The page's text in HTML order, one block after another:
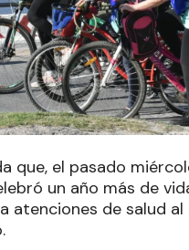
que, el pasado
un año más de
atenciones de salud